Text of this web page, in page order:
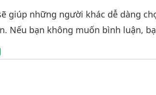
giúp những người khác dễ dàng
Nếu bạn không muốn bình luận,